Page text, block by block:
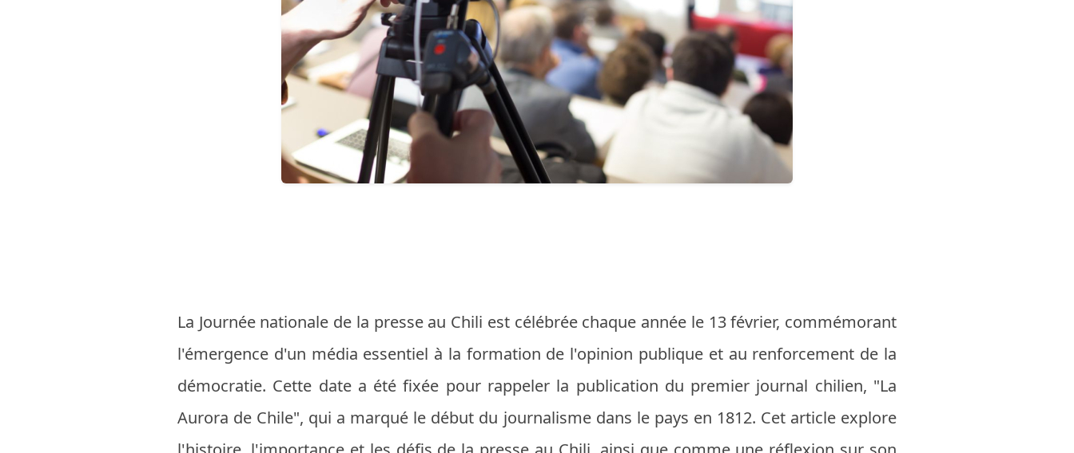
La Journée nationale de la presse au Chili est célébrée chaque année le 13 février, commémorant
l'émergence d'un média essentiel à la formation de l'opinion publique et au renforcement de la
démocratie. Cette date a été fixée pour rappeler la publication du premier journal chilien, "La
Aurora de Chile", qui a marqué le début du journalisme dans le pays en 1812. Cet article explore